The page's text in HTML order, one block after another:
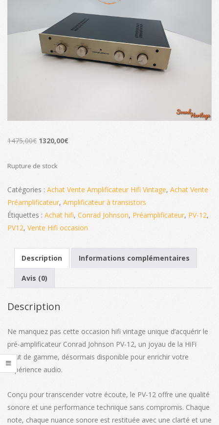
1475,00€ Le
initial
1475,00€.
1320,00€
1320,00€.
Rupture de stock
Catégories : Achat Vente Amplificateur Hifi Vintage, Achat Vente
Préamplificateur, Amplificateur à transistors
Étiquettes : Achat hifi, Conrad Johnson, Préamplificateur, PV-12,
PV12, Vente Hifi occasion
Description Informations complémentaires
Avis (0)
Description
Ne manquez pas cette occasion hifi vintage unique d’acquérir le
pré-amplificateur Conrad Johnson PV-12, un joyau de la HiFi
haut de gamme, désormais disponible pour enrichir votre
expérience audio.
Conçu pour transcender votre écoute, le PV-12 offre une qualité
sonore et une performance technique sans compromis. Chaque
note, chaque nuance sonore est restituée avec une clarté et une